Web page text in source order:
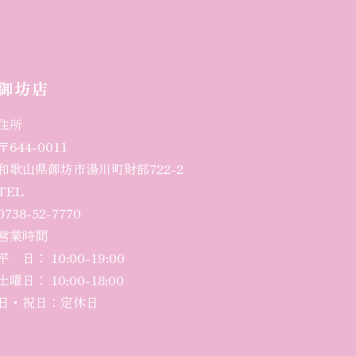
坊店
所
644-0011
歌山県御坊市湯川町財部722-2
52-7770
業時間
日： 10:00-19:00
曜日 ： 10:00-18:00
・祝日：定休日